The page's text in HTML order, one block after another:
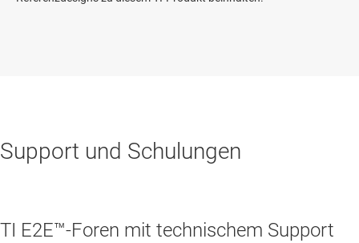
Support und Schulungen
TI E2E™-Foren mit technischem Support